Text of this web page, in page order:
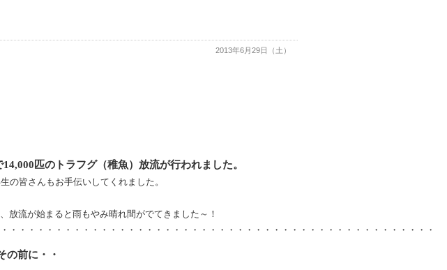
2013年6月29日（土）
14,000匹のトラフグ（稚魚）放流が行われました。
の皆さんもお手伝いしてくれました。
放流が始まると雨もやみ晴れ間がでてきました～！
・・・・・・・・・・・・・・・・・・・・・・・・・・・・・・・・・・・・・・・・・・・・・・・
前に・・